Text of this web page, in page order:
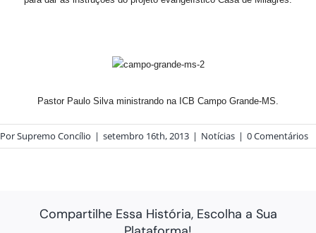
Pastor Paulo Silva ministrando na ICB Campo Grande-MS.
PorSupremo Concílio | setembro 16th, 2013 | Notícias | 0 Comentários
Compartilhe Essa História, Escolha a Sua